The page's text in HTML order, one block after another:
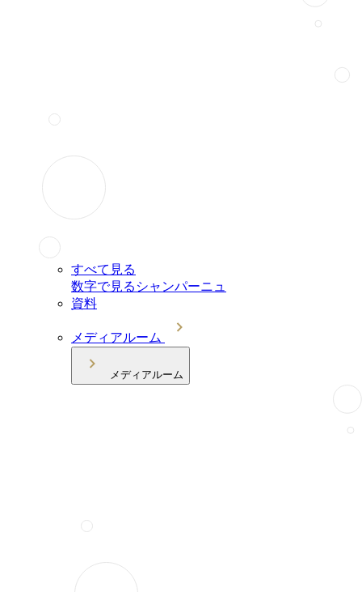
すべて見る
数字で見るシャンパーニュ
資料
メディアルーム
メディアルーム